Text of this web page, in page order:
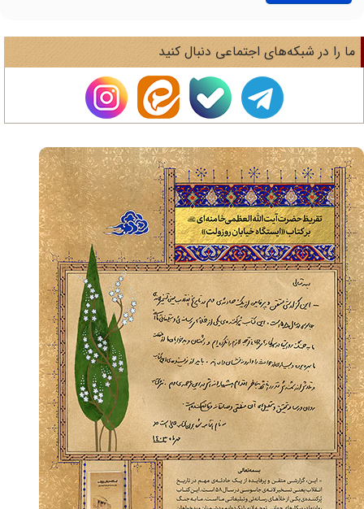
را در شبکه‌های اجتماعی دنبال کنید